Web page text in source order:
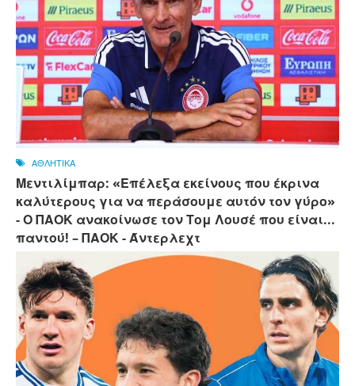
ΑΘΛΗΤΙΚΑ
Μεντιλίμπαρ: «Επέλεξα εκείνους που έκρινα
καλύτερους για να περάσουμε αυτόν τον γύρο»
- Ο ΠΑΟΚ ανακοίνωσε τον Τομ Λουσέ που είναι...
παντού! – ΠΑΟΚ - Άντερλεχτ